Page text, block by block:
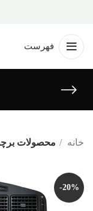
فهرست
خانه محصولات
-20%